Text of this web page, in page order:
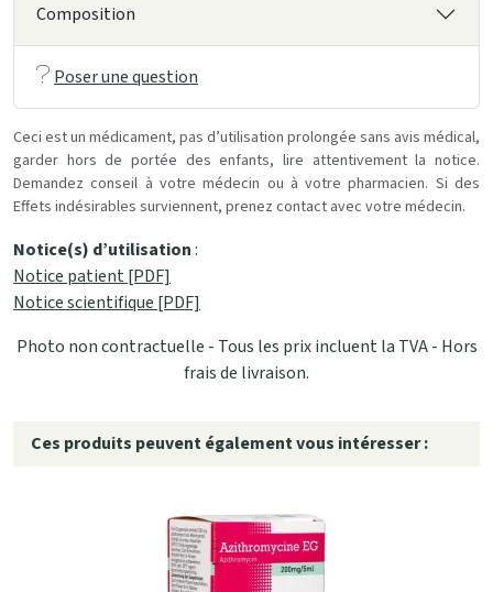
Composition
Poser une question
Ceci est un médicament, pas d’utilisation prolongée sans avis médical,
garder hors de portée des enfants, lire attentivement la notice.
Demandez conseil à votre médecin ou à votre pharmacien. Si des
Effets indésirables surviennent, prenez contact avec votre médecin.
Notice(s) d’utilisation:
Notice patient [PDF]
Notice scientifique [PDF]
Photo non contractuelle - Tous les prix incluent la TVA - Hors
frais de livraison.
Ces produits peuvent également vous intéresser :